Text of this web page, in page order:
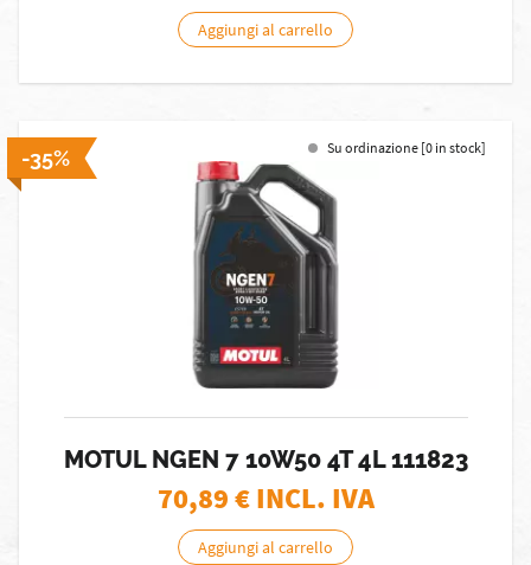
Aggiungi al carrello
-35% Su ordinazione [0 in stock]
MOTUL NGEN 7 10W50 4T 4L 111823
70,89€ INCL. IVA
Aggiungi al carrello